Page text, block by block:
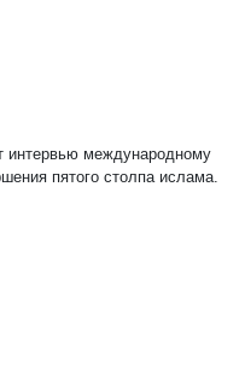
интервью международному
пятого столпа ислама.